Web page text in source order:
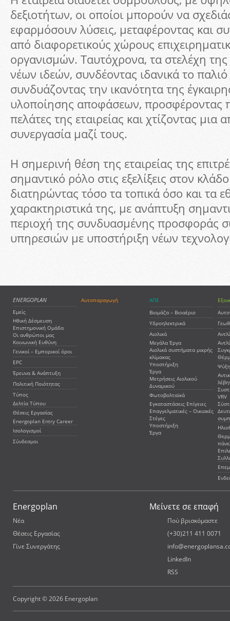
δεξιοτήτων, οι οποίοι μπορούν να
εφαρμόσουν λύσεις, μεταφέροντας και
από διαφορετικούς χώρους
οργανισμών. Ταυτόχρονα, τα στελέχη
νέων ιδεών, συνδέοντας ιδανικά το παλιό
συνδυάζοντας την ικανότητα της
υλοποίησης αποφάσεων, προσφέροντας
πελάτες της εταιρείας και χτίζοντας μια
συνεργασία μαζί τους.
Η σημερινή θέση της εταιρείας της
σημαντικό ρόλο στις εξελίξεις στον
διατηρώντας τόσο τα τοπικά όσο και τα
χαρακτηριστικά της, με ανάπτυξη
περιοχή της συνδυασμένης προσφοράς
υπηρεσιών με υποστήριξη νέων
ENERGOPLAN
Εμείς
Ηθική Δέσμευση
Επιστημονική Ομάδα
Οι ανθρώποι μας
Κοινωνική Ευθύνη
Γενικοί – Εμπορικοί όροι
EPC
Έρευνα & Ανάπτυξη
Πολιτική Ποιότητας
Τύπος
Δελτία Τύπου
Θέσεις Εργασίας
Energoplan Entry Career
Ισολογισμοί
Σύνδεσμοι
Αυτοπαραγωγή
ΑΠΕ
Βιομάζα – Βιοαέριο
Υδροηλεκτρικά
Αιολικά
Μεγάλα Έργα
Αιολικά συστήματα μικρής
κλίμακας
Υποστήριξη
Έργα
Μετρήσεις Αιολικού
Δυναμικού
Φωτοβολταϊκά
Εγκαταστάσεις Επίγειες
Επαγγελματικές – Οικιακές
Στέγες
Υποστήριξη
Έργα
VRV
Energoplan
Νέα
Θέσεις Εργασίας
Γίνε Συνεργάτης
Μείνετε σε επαφή
Πού βρισκόμαστε
(+30)211 411 0071
LinkedIn
RSS
Copyright © 2026 Energoplan